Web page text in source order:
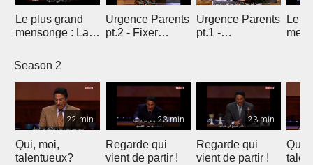
Le plus grand
mensonge : La
Temporaire
Urgence Parents
pt.2 - Fixer
Urgence Parents
pt.1 -
Le
Season 2
22 min
Qui, moi,
talentueux?
23 min
Regarde qui
vient de partir !
23 min
Regarde qui
vient de partir !
Qui,